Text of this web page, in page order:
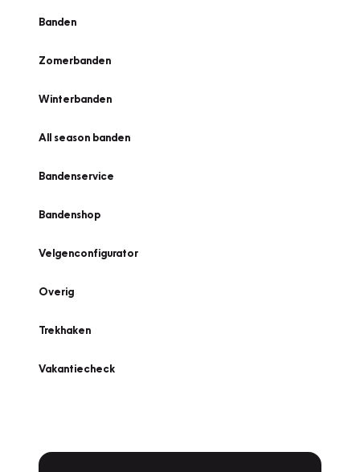
Banden
Zomerbanden
Winterbanden
All season banden
Bandenservice
Bandenshop
Velgenconfigurator
Overig
Trekhaken
Vakantiecheck